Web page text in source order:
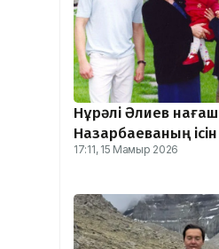
Нұрәлі Әлиев
Назарбаеваның
17:11, 15 Мамыр 2026